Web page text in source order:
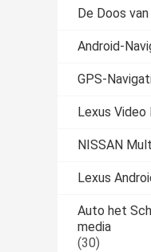
De Doos
Android-
GPS-
Lexus
NISSAN
Lexus
Auto het
media
(30)